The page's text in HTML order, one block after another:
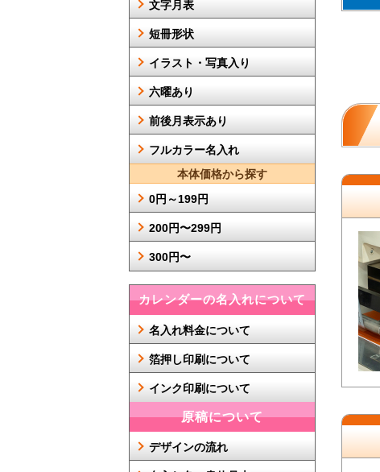
文字月表
短冊形状
イラスト・写真入り
六曜あり
前後月表示あり
フルカラー名入れ
本体価格から探す
0円～199円
200円〜299円
300円〜
カレンダーの名入れについて
名入れ料金について
箔押し印刷について
インク印刷について
原稿について
デザインの流れ